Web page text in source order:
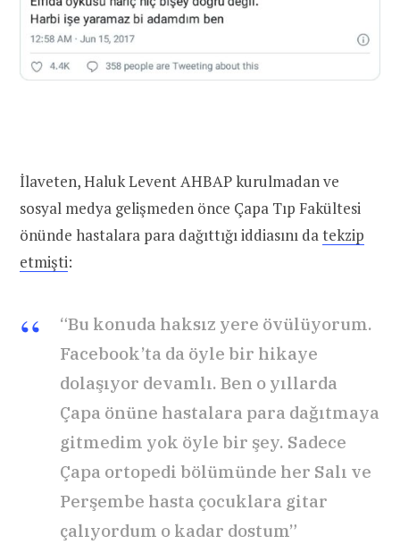
İlaveten, Haluk Levent AHBAP kurulmadan ve
sosyal medya gelişmeden önce Çapa Tıp Fakültesi
önünde hastalara para dağıttığı iddiasını datekzip
etmişti:
“Bu konuda haksız yere övülüyorum.
Facebook’ta da öyle bir hikaye
dolaşıyor devamlı. Ben o yıllarda
Çapa önüne hastalara para dağıtmaya
gitmedim yok öyle bir şey. Sadece
Çapa ortopedi bölümünde her Salı ve
Perşembe hasta çocuklara gitar
çalıyordum o kadar dostum”